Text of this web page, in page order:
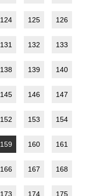
124 125 126
131 132 133
138 139 140
145 146 147
152 153 154
159 160 161
166 167 168
173 174 175